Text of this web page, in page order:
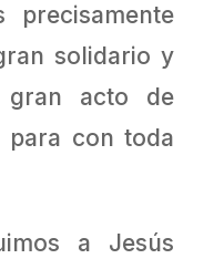
solidario y
gran acto de
para con toda
a Jesús